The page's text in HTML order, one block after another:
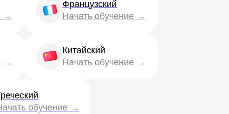
→
Французский
Начать обучение →
→
Китайский
Начать обучение →
обучение →